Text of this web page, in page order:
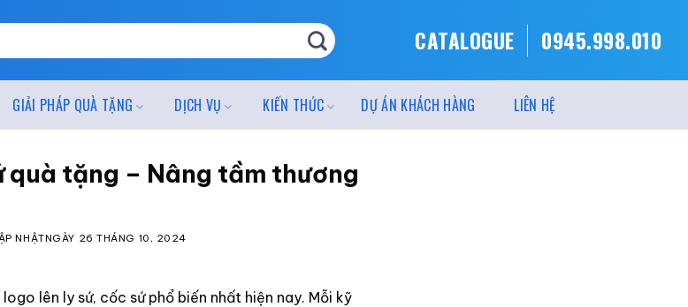
CATALOGUE 0945.998.010
GIẢI PHÁP QUÀ TẶNG DỊCH VỤ KIẾN THỨC DỰ ÁN KHÁCH HÀNG LIÊN HỆ
quà tặng – Nâng tầm thương
NHẬTNGÀY 26 THÁNG 10, 2024
lên ly sứ, cốc sứ phổ biến nhất hiện nay. Mỗi kỹ